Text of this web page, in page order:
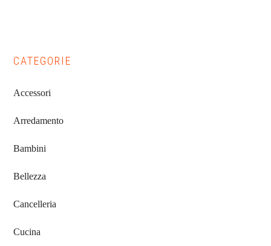
Primary
Sidebar
CATEGORIE
Accessori
Arredamento
Bambini
Bellezza
Cancelleria
Cucina